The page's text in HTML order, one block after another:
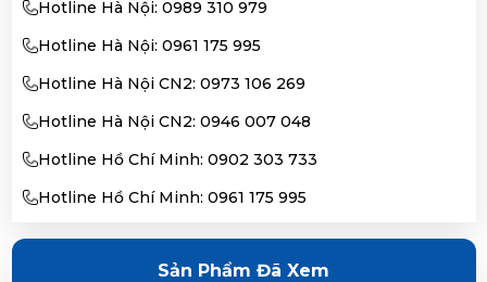
Hotline Hà Nội: 0989 310 979
Hotline Hà Nội: 0961 175 995
Hotline Hà Nội CN2: 0973 106 269
Hotline Hà Nội CN2: 0946 007 048
Hotline Hồ Chí Minh: 0902 303 733
Hotline Hồ Chí Minh: 0961 175 995
Sản Phẩm Đã Xem